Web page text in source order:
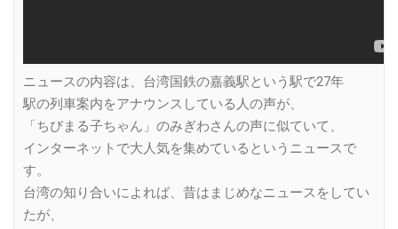
ニュースの内容は、台湾国鉄の嘉義駅という駅で27年
駅の列車案内をアナウンスしている人の声が、
「ちびまる子ちゃん」のみぎわさんの声に似ていて、
インターネットで大人気を集めているというニュースで
す。
台湾の知り合いによれば、昔はまじめなニュースをしてい
たが、